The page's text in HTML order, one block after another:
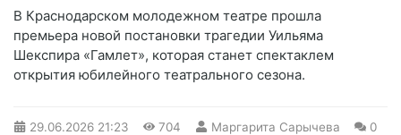
В Краснодарском молодежном театре прошла
премьера новой постановки трагедии Уильяма
Шекспира «Гамлет», которая станет спектаклем
открытия юбилейного театрального сезона.
29.06.2026 21:23 704 Маргарита Сарычева 0